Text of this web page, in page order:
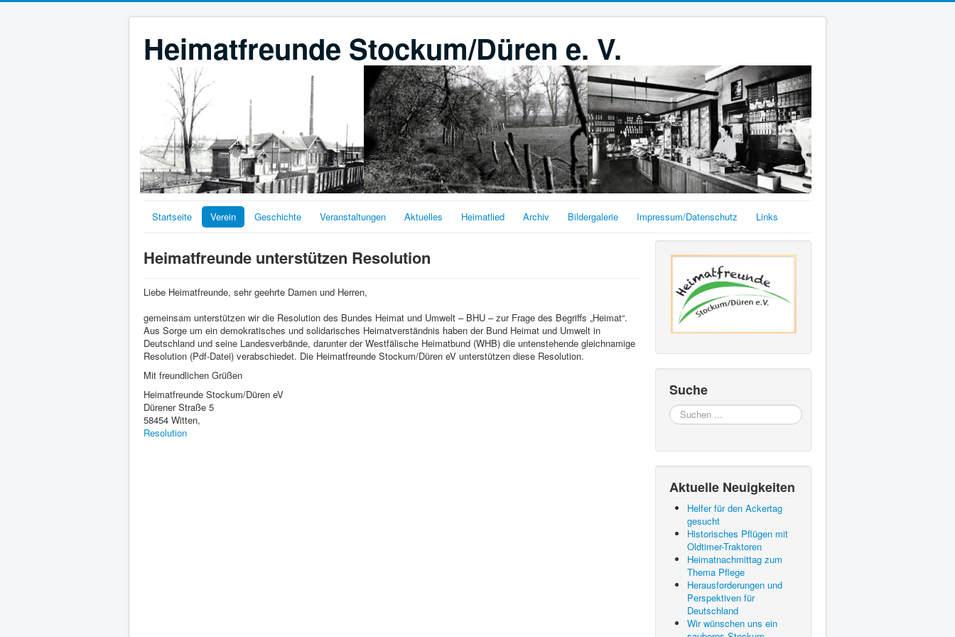
Heimatfreunde Stockum/Düren e. V.
Startseite Verein Geschichte Veranstaltungen Aktuelles Heimatlied Archiv Bildergalerie Impressum/Datenschutz Links
Heimatfreunde unterstützen Resolution
Liebe Heimatfreunde, sehr geehrte Damen und Herren,
gemeinsam unterstützen wir die Resolution des Bundes Heimat und Umwelt – BHU – zur Frage des Begriffs „Heimat“.
Aus Sorge um ein demokratisches und solidarisches Heimatverständnis haben der Bund Heimat und Umwelt in
Deutschland und seine Landesverbände, darunter der Westfälische Heimatbund (WHB) die untenstehende gleichnamige
Resolution (Pdf-Datei) verabschiedet. Die Heimatfreunde Stockum/Düren eV unterstützen diese Resolution.
Mit freundlichen Grüßen
Heimatfreunde Stockum/Düren eV
Dürener Straße 5
58454 Witten,
Resolution
Suche
Suchen
...
Aktuelle Neuigkeiten
Helfer für den Ackertag
gesucht
Historisches Pflügen mit
Oldtimer-Traktoren
Heimatnachmittag zum
Thema Pflege
Herausforderungen und
Perspektiven für
Deutschland
Wir wünschen uns ein